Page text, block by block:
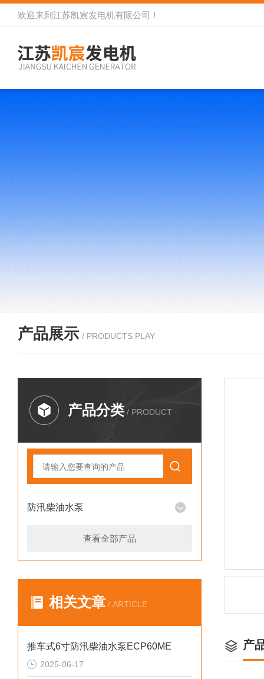
欢迎来到 江苏凯宸发电机有限公司 ！
产品展示 / PRODUCTS PLAY
产品分类 / PRODUCT
防汛柴油水泵
查看全部产品
相关文章 / ARTICLE
推车式6寸防汛柴油水泵ECP60ME
2025-06-17
产